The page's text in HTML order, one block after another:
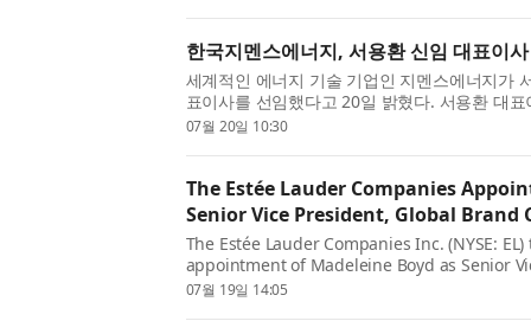
한국지멘스에너지, 서용환 신임 대표이
세계적인 에너지 기술 기업인 지멘스에너지가
표이사를 선임했다고 20일 밝혔다. 서용환 대
의 사업을 총괄하며 회사의 성장 전략을 주도
07월 20일 10:30
The Estée Lauder Companies
Senior Vice President, Global
The Estée Lauder Companies Inc. (NYSE:
appointment of Madeleine Boyd as Senior
Communications, effective July 20, 2026. As
07월 19일 14:05